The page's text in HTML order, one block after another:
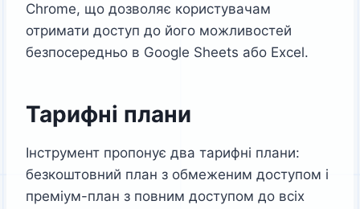
Chrome, що дозволяє користувачам
отримати доступ до його можливостей
безпосередньо в Google Sheets або Excel.
Тарифні плани
Інструмент пропонує два тарифні плани:
безкоштовний план з обмеженим доступом і
преміум-план з повним доступом до всіх